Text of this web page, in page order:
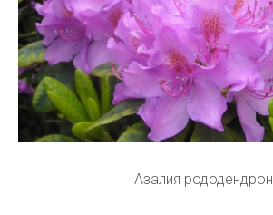
Азалия рододендрон